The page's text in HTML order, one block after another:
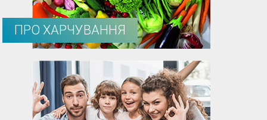
ПРО ХАРЧУВАННЯ